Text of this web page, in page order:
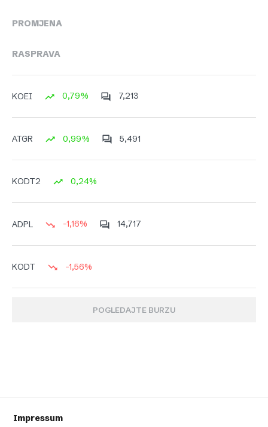
PROMJENA
RASPRAVA
KOEI 0,79% 7,213
ATGR 0,99% 5,491
KODT2 0,24%
ADPL -1,16% 14,717
KODT -1,56%
POGLEDAJTE BURZU
Impressum